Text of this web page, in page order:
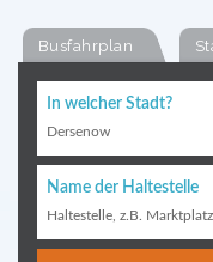
Busfahrplan
In welcher Stadt?
Dersenow
Name der Haltestelle
Haltestelle, z.B. Marktplatz